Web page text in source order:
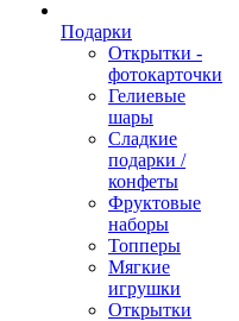
Подарки
Открытки -
фотокарточки
Гелиевые
шары
Сладкие
подарки /
конфеты
Фруктовые
наборы
Топперы
Мягкие
игрушки
Открытки